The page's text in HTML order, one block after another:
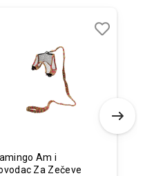
Am i
Za Zečeve